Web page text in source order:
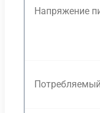
Напряжение